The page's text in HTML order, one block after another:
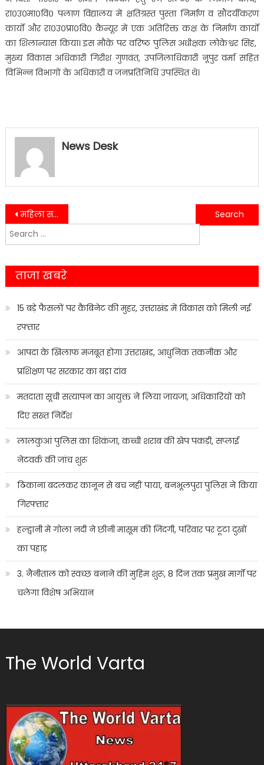
रा०उ०मा०वि० पलाण विद्यालय में क्षतिग्रस्त पुस्ता निर्माण व सौंदर्यीकरण
कार्यों और रा०उ०प्रा०वि० कैन्यूर में एक अतिरिक्त कक्ष के निर्माण कार्यों
का शिलान्यास किया। इस मौके पर वरिष्ठ पुलिस अधीक्षक लोकेश्वर सिंह,
मुख्य विकास अधिकारी गिरीश गुणवंत, उपजिलाधिकारी नूपुर वर्मा सहित
विभिन्न विभागों के अधिकारी व जनप्रतिनिधि उपस्थित थे।
News Desk
Post
navigation
महिला समूहों के कार्यक्रमों में भी चला पौड़ी पुलिस का जनजागरूकता अभियान……
रिखणीखाल सामुदायिक स्वास्थ्य केंद्र का नाम अब शहीद हवलदार हरेंद्र सिंह रावत के नाम से जाना जाएगा।
Search
for:
ताजा खबरे
15 बड़े फैसलों पर कैबिनेट की मुहर, उत्तराखंड में विकास को मिली नई
रफ्तार
आपदा के खिलाफ मजबूत होगा उत्तराखंड, आधुनिक तकनीक और
प्रशिक्षण पर सरकार का बड़ा दांव
मतदाता सूची सत्यापन का आयुक्त ने लिया जायजा, अधिकारियों को
दिए सख्त निर्देश
लालकुआं पुलिस का शिकंजा, कच्ची शराब की खेप पकड़ी, सप्लाई
नेटवर्क की जांच शुरू
ठिकाना बदलकर कानून से बच नहीं पाया, बनभूलपुरा पुलिस ने किया
गिरफ्तार
हल्द्वानी में गोला नदी ने छीनी मासूम की जिंदगी, परिवार पर टूटा दुखों
का पहाड़
3. नैनीताल को स्वच्छ बनाने की मुहिम शुरू, 8 दिन तक प्रमुख मार्गों पर
चलेगा विशेष अभियान
The World Varta